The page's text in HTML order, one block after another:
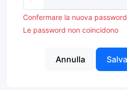
Confermare la nuova password
Le password non coincidono
Annulla